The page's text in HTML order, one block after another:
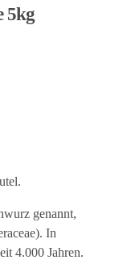
5kg
genannt,
In
4.000 Jahren.